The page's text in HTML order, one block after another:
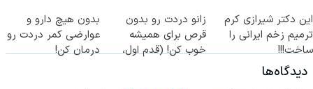
این دکتر شیرازی کرم
ترمیم زخم ایرانی را
ساخت!!!
زانو دردت رو بدون
قرص برای همیشه
خوب کن! (قدم اول،
بدون هیچ دارو و
عوارضی کمر دردت رو
درمان کن!
دیدگاه‌ها